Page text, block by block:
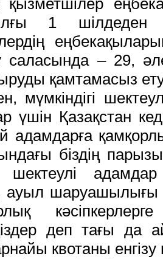
қызметшілер
1 шілдеден
саласында – 29,
қамтамасыз
мүмкіндігі
үшін Қазақстан
адамдарға
біздің
шектеулі
ауыл
деп тағы да
квотаны